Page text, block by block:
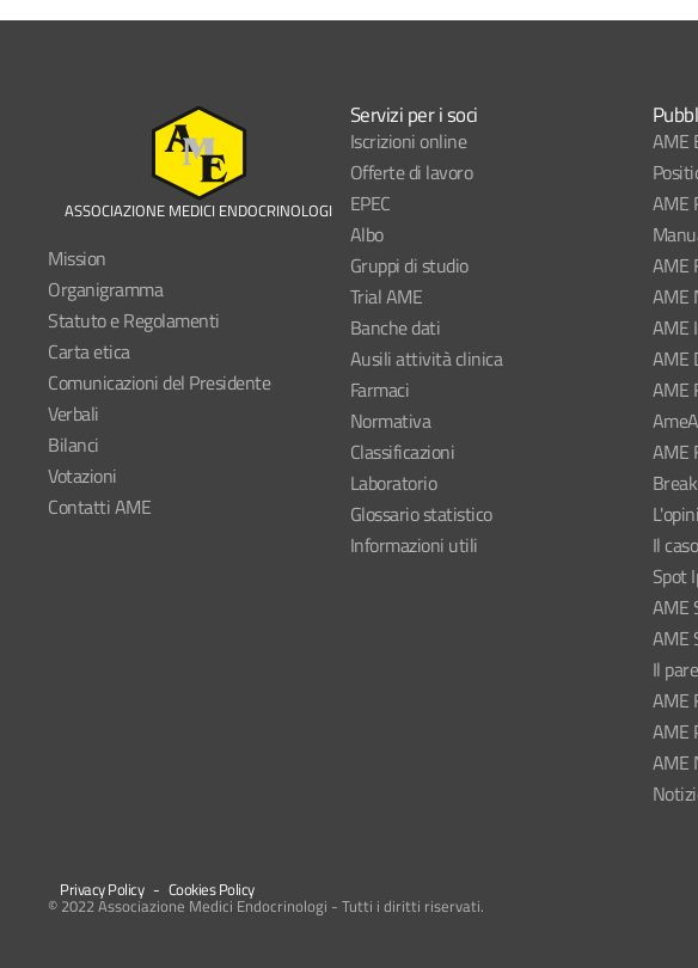
ASSOCIAZIONE MEDICI ENDOCRINOLOGI
Mission
Organigramma
Statuto e Regolamenti
Carta etica
Comunicazioni del Presidente
Verbali
Bilanci
Votazioni
Contatti AME
Servizi per i soci
Iscrizioni online
Offerte di lavoro
EPEC
Albo
Gruppi di studio
Trial AME
Banche dati
Ausili attività clinica
Farmaci
Normativa
Classificazioni
Laboratorio
Glossario statistico
Informazioni utili
AME
AME
AME
AME
AME
AME
AME
AME
Il
Spot
AME
AME
Il
AME
AME
AME
Privacy Policy- Cookies Policy
© 2022 Associazione Medici Endocrinologi - Tutti i diritti riservati.